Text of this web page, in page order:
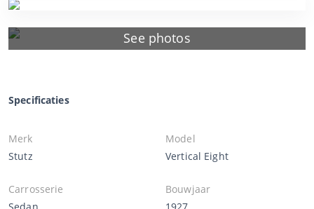
See photos
Specificaties
Merk
Stutz
Model
Vertical Eight
Carrosserie
Bouwjaar